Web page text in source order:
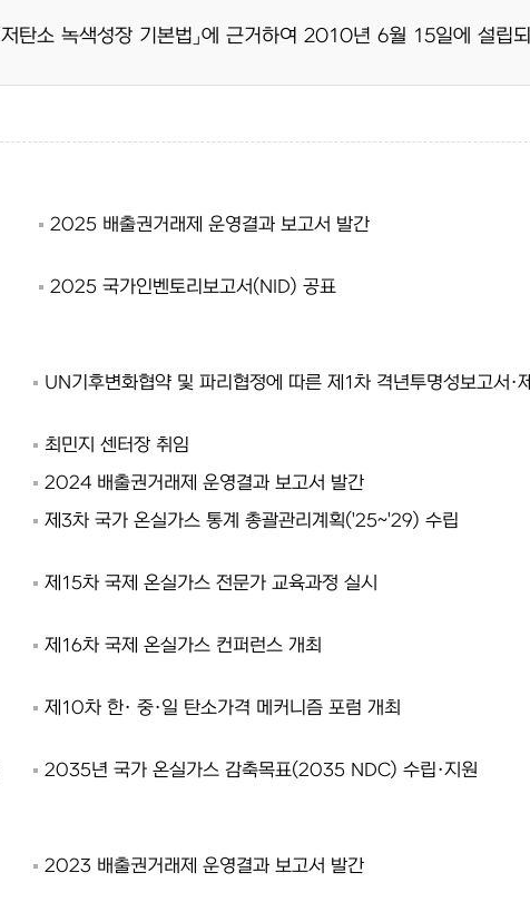
저탄소 녹색성장 기본법」에 근거하여 2010년 6월 15일에 설립
2025 배출권거래제 운영결과 보고서 발간
2025 국가인벤토리보고서(NID) 공표
UN기후변화협약 및 파리협정에 따른 제1차 격년투명성보고서·
최민지 센터장 취임
2024 배출권거래제 운영결과 보고서 발간
제3차 국가 온실가스 통계 총괄관리계획('25~'29) 수립
제15차 국제 온실가스 전문가 교육과정 실시
제16차 국제 온실가스 컨퍼런스 개최
제10차 한· 중·일 탄소가격 메커니즘 포럼 개최
2035년 국가 온실가스 감축목표(2035 NDC) 수립·지원
2023 배출권거래제 운영결과 보고서 발간